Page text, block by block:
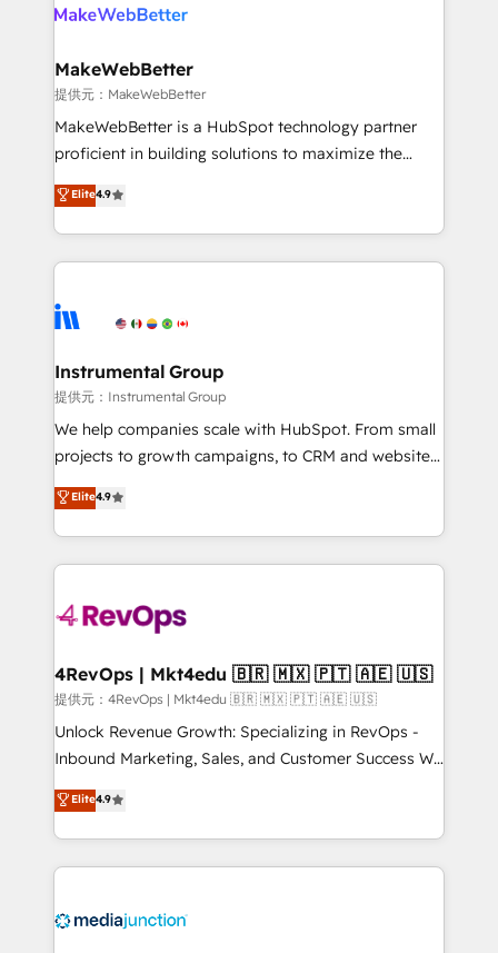
technical agency for a growth problem. Hire a
winning design to build scalable, globally
marketing campaigns, & RevOps frameworks that
fuel long-term success We connect the entire
customer lifecycle through seamless integrations,
ensure long-term adoption with change-
and service to drive sustainable growth With 6 key
HubSpot accreditations and experience across
teams has worked with clients just like you Let’s
explore whether S2 is the partner you’ve been
MakeWebBetter
提供元：MakeWebBetter
MakeWebBetter is a HubSpot technology partner
proficient in building solutions to maximize the
operational efficiency of HubSpot. The fastest-
growing tech-enabler & facilitator, MakeWebBetter,
hands you the blend of HubSpot expertise &
eminent solutions & integrations. Trust us to
Elite Partners with 10+ years of HubSpot experience
Premier Partner 2023 🌟5 HubSpot Accreditations 🌟
Won HubSpot Theme Challenge 2021 🌟INBOUND’19
HubSpot Rising Star Why us? Harnessing the full
potential of the powerful HubSpot CRM. ✔️A team of
HubSpot experience ✔️Flexible pricing models —
Hourly-fee (assigned one Dedicated HubSpot
requirement). ✔️Helped over 25,000+ customers so
far with our HubSpot solutions. ✔️Bespoke apps &
on-demand bundle services. Connect with us today!
Elite4.9
Instrumental Group
提供元：Instrumental Group
We help companies scale with HubSpot. From small
projects to growth campaigns, to CRM and websites.
Hire an agency that's experienced in every inch of
HubSpot and willing to work hand-in-hand with your
team to simplify the complex and build a better
experience for your team and customers.
Elite4.9
4RevOps | Mkt4edu 🇧🇷 🇲🇽 🇵🇹 🇦🇪 🇺🇸
提供元：4RevOps | Mkt4edu 🇧🇷 🇲🇽 🇵🇹 🇦🇪 🇺🇸
Unlock Revenue Growth: Specializing in RevOps -
Inbound Marketing, Sales, and Customer Success We
specialize in driving revenue growth for companies
across industries through tailored marketing, sales,
and customer success strategies, utilizing RevOps
methodologies. As Latin America's largest HubSpot
offer unparalleled insights. Operating in five
Elite4.9